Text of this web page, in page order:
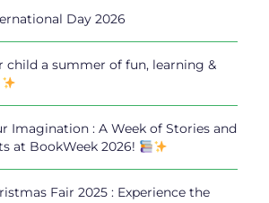
Day 2026
child a summer of fun, learning &
Imagination : A Week of Stories and
at BookWeek 2026!
Fair 2025 : Experience the